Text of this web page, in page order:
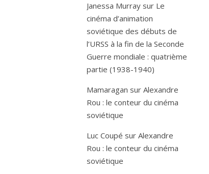
Janessa Murray sur Le
cinéma d’animation
soviétique des débuts de
l’URSS à la fin de la Seconde
Guerre mondiale : quatrième
partie (1938-1940)
Mamaragan sur Alexandre
Rou : le conteur du cinéma
soviétique
Luc Coupé sur Alexandre
Rou : le conteur du cinéma
soviétique